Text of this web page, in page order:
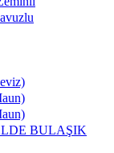
BULAŞIK